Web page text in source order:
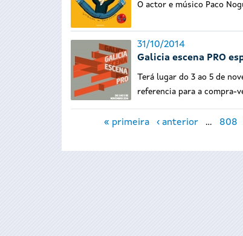
O actor e músico Paco
31/10/2014
Galicia escena PRO
Terá lugar do 3 ao 5 de
referencia para a compra-
Páxinas
« primeira ‹ anterior … 808